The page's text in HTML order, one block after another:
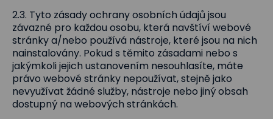
2.3. Tyto zásady ochrany osobních údajů jsou
závazné pro každou osobu, která navštíví webové
stránky a/nebo používá nástroje, které jsou na nich
nainstalovány. Pokud s těmito zásadami nebo s
jakýmkoli jejich ustanovením nesouhlasíte, máte
právo webové stránky nepoužívat, stejně jako
nevyužívat žádné služby, nástroje nebo jiný obsah
dostupný na webových stránkách.